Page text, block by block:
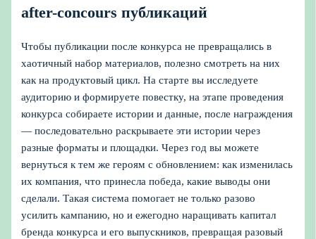
after-concours публикаций
Чтобы публикации после конкурса не превращались в
хаотичный набор материалов, полезно смотреть на них
как на продуктовый цикл. На старте вы исследуете
аудиторию и формируете повестку, на этапе проведения
конкурса собираете истории и данные, после награждения
— последовательно раскрываете эти истории через
разные форматы и площадки. Через год вы можете
вернуться к тем же героям с обновлением: как изменилась
их компания, что принесла победа, какие выводы они
сделали. Такая система помогает не только разово
усилить кампанию, но и ежегодно наращивать капитал
бренда конкурса и его выпускников, превращая разовый